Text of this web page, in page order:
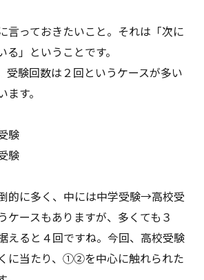
言っておきたいこと。それは「次に
」ということです。
受験回数は２回というケースが多い
す。
験
験
的に多く、中には中学受験→高校受
ースもありますが、多くても３
えると４回ですね。今回、高校受験
に当たり、①②を中心に触れられた